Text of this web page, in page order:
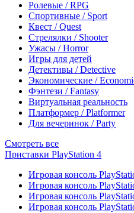
Ролевые / RPG
Спортивные / Sport
Квест / Quest
Стрелялки / Shooter
Ужасы / Horror
Игры для детей
Детективы / Detective
Экономические /
Фэнтези / Fantasy
Виртуальная реальность
Платформер / Platformer
Для вечеринок / Party
Смотреть все
Приставки PlayStation 4
Игровая консоль
Игровая консоль
Игровая консоль
Игровая консоль